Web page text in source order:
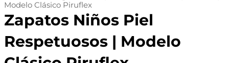
Modelo Clásico Piruflex
Zapatos Niños Piel
Respetuosos | Modelo